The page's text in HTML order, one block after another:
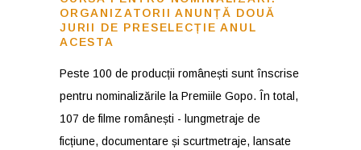
ORGANIZATORII ANUNȚĂ DOUĂ
JURII DE PRESELECȚIE ANUL
ACESTA
Peste 100 de producții românești sunt înscrise
pentru nominalizările la Premiile Gopo. În total,
107 de filme românești - lungmetraje de
ficțiune, documentare și scurtmetraje, lansate